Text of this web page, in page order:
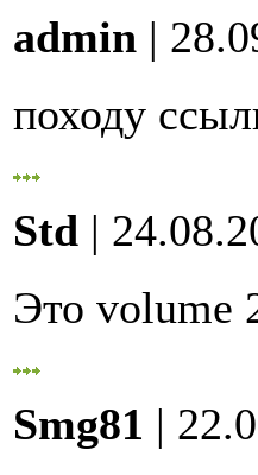
admin |
походу
Std |
Это
Smg81 |